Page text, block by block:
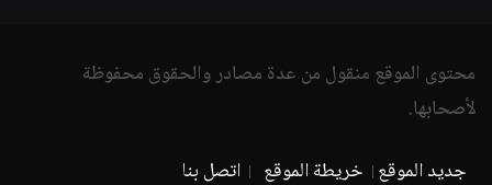
محتوى الموقع منقول من عدة مصادر والحقوق محفوظة
لأصحابها.
جديد الموقع خريطة الموقع اتصل بنا